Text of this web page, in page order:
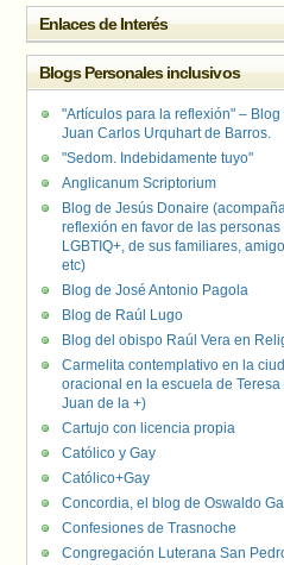
Enlaces de Interés
Blogs Personales inclusivos
"Artículos para la reflexión" –
Juan Carlos Urquhart de Barros.
"Sedom. Indebidamente tuyo"
Anglicanum Scriptorium
Blog de Jesús Donaire
reflexión en favor de las personas
LGBTIQ+, de sus familiares,
etc)
Blog de José Antonio Pagola
Blog de Raúl Lugo
Blog del obispo Raúl Vera en
Carmelita contemplativo en la
oracional en la escuela de Teresa
Juan de la +)
Cartujo con licencia propia
Católico y Gay
Católico+Gay
Concordia, el blog de Oswaldo
Confesiones de Trasnoche
Congregación Luterana San